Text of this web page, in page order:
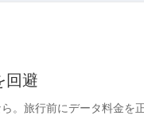
回避
。旅行前にデータ料金を